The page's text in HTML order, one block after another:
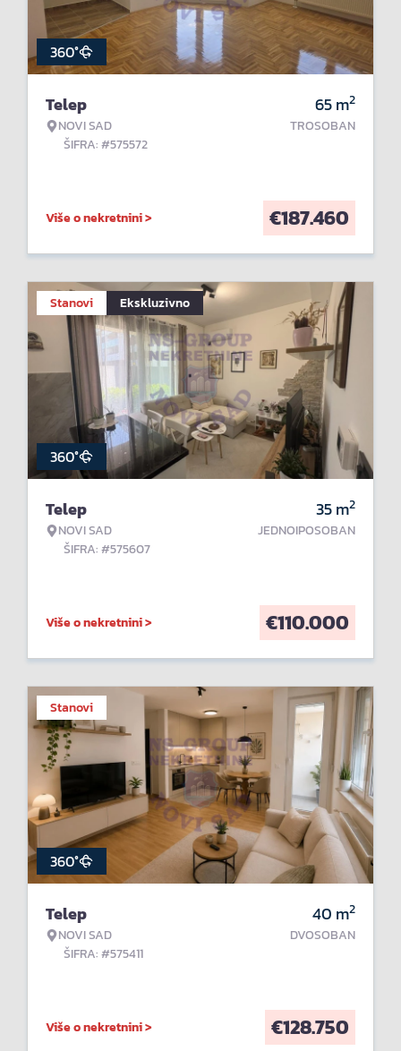
360°
Telep
NOVI SAD
ŠIFRA: #575572
65m2
TROSOBAN
Više o nekretnini > €187.460
Stanovi Ekskluzivno
360°
Telep
NOVI SAD
ŠIFRA: #575607
35m2
JEDNOIPOSOBAN
Više o nekretnini > €110.000
Stanovi
360°
Telep
NOVI SAD
ŠIFRA: #575411
40 m2
DVOSOBAN
Više o nekretnini > €128.750